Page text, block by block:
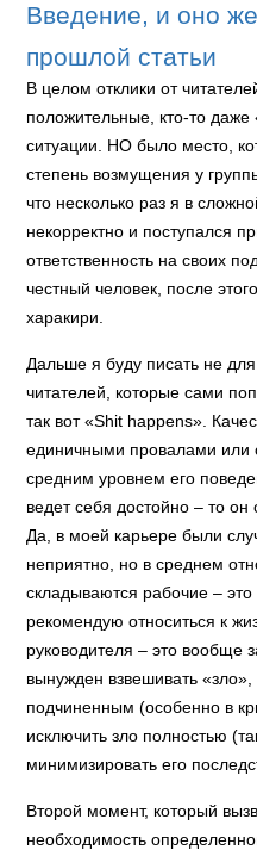
Введение, и оно
прошлой статьи
В целом отклики от
положительные, кто-то
ситуации. НО было место,
степень возмущения у
что несколько раз я в
некорректно и поступался
ответственность на своих
честный человек, после
харакири.
Дальше я буду писать не
читателей, которые сами
так вот «Shit happens».
единичными провалами или
средним уровнем его
ведет себя достойно – то он
Да, в моей карьере были
неприятно, но в среднем
складываются рабочие –
рекомендую относиться к
руководителя – это вообще
вынужден взвешивать
подчиненным (особенно в
исключить зло полностью
минимизировать его
Второй момент, который
необходимость